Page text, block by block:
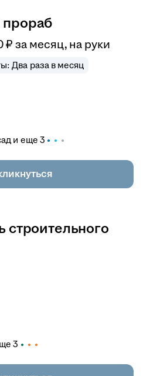
₽ за месяц, на руки
Два раза в месяц
и еще 3
строительного
3